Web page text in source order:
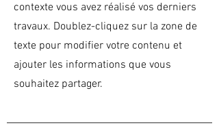
contexte vous avez réalisé vos derniers
travaux. Doublez-cliquez sur la zone de
texte pour modifier votre contenu et
ajouter les informations que vous
souhaitez partager.